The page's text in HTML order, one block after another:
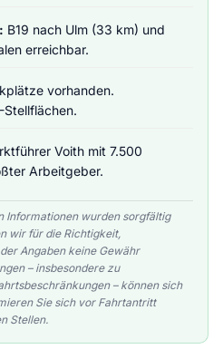
B19 nach Ulm (33 km) und
erreichbar.
vorhanden.
Voith mit 7.500
Arbeitgeber.
Informationen wurden sorgfältig
wir für die Richtigkeit,
Angaben keine Gewähr
– insbesondere zu
– können sich
Sie sich vor Fahrtantritt
Stellen.